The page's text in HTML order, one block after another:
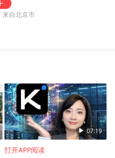
来自北京市
07:19
打开APP阅读